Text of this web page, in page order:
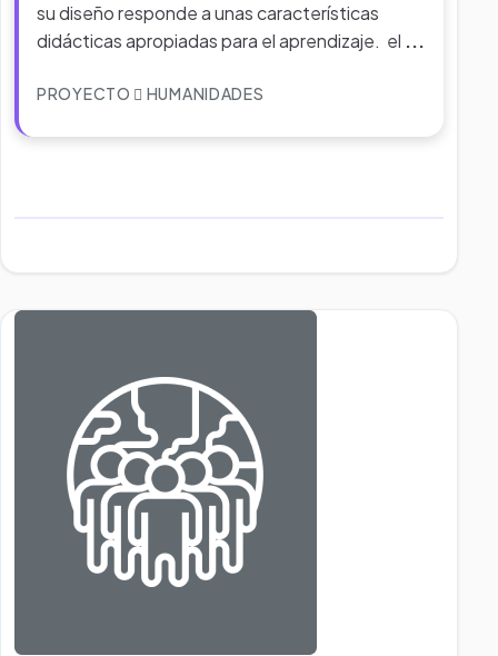
su diseño responde a unas características
didácticas apropiadas para el aprendizaje. el ...
PROYECTO HUMANIDADES